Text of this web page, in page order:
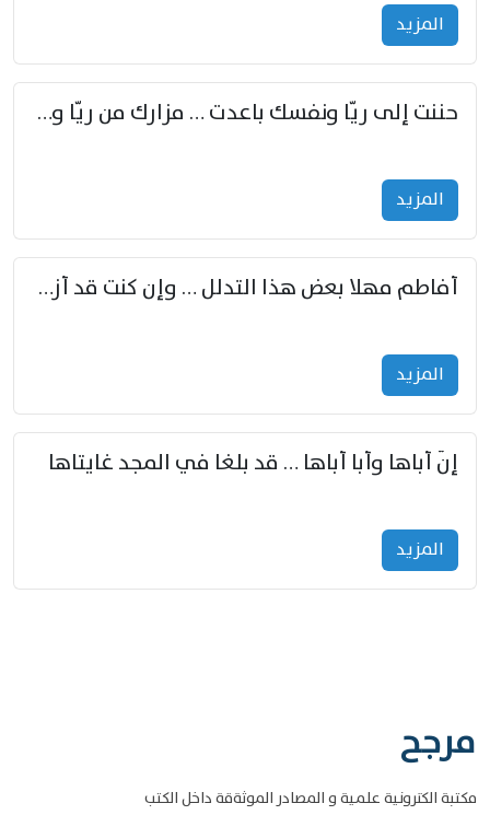
المزید
حننت إلى ريّا ونفسك باعدت … مزارك من ريّا وشعباكما معا
المزید
أفاطم مهلا بعض هذا التدلل … وإن كنت قد أزمعت صرمي فأجملي
المزید
إنّ أباها وأبا أباها … قد بلغا في المجد غايتاها
المزید
مرجح
مكتبة الكترونية علمية و المصادر الموثةقة داخل الكتب